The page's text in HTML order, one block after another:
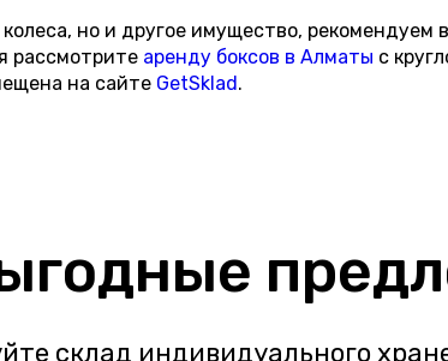
но и другое имущество, рекомендуем
рассмотрите аренду боксов в Алматы с
на сайте GetSklad.
склад индивидуального